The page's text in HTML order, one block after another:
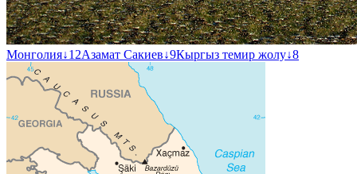
Монголия↓12Азамат Сакиев↓9Кыргыз темир жолу↓8